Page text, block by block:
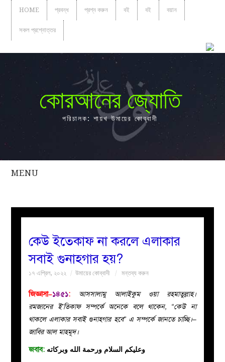
HOME প্রবন্ধ প্রশ্ন করুন বই বই বয়ান
সকল প্রশ্নোত্তর
কোরআনের জ্যোতি
পরিচালক: শায়খ উমায়ের কোব্বাদী
MENU
সকল
নারীদের
ইসলাহী
মজলিস
কেউ ইতেকাফ না করলে এলাকার
সবাই গুনাহগার হয়?
১৭ এপ্রিল, ২০২২ উমায়ের কোব্বাদী মন্তব্য করুন
জিজ্ঞাসা–১৪৫১:
আসসালামু আলাইকুম ওয়া রহমাতুল্লাহ।
রমজানের ই’তিকাফ সম্পর্কে অনেকে বলে থাকেন, “কেউ না
থাকলে এলাকার সবাই গুনাহগার হবে” এ সম্পর্কে জানতে চাচ্ছি।–
জাবির আল মাহমূদ।
জবাব: وعليكم السلام ورحمة الله وبركاته